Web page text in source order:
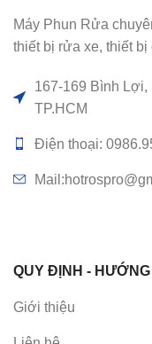
Máy Phun Rửa
thiết bị rửa xe, thiết bị
167-169 Bình
TP.HCM
Điện thoại:
QUY ĐỊNH - HƯỚNG
Giới thiệu